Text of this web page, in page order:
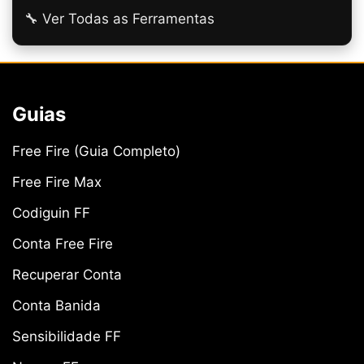
🔧 Ver Todas as Ferramentas
Guias
Free Fire (Guia Completo)
Free Fire Max
Codiguin FF
Conta Free Fire
Recuperar Conta
Conta Banida
Sensibilidade FF